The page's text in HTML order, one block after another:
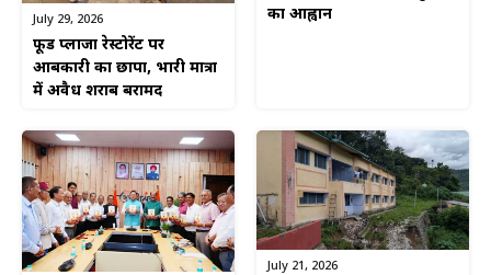
July 29, 2026
फूड प्लाजा रेस्टोरेंट पर
आबकारी का छापा, भारी मात्रा
में अवैध शराब बरामद
का आह्वान
July 21, 2026